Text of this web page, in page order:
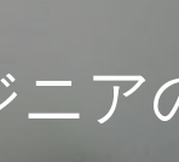
ニア